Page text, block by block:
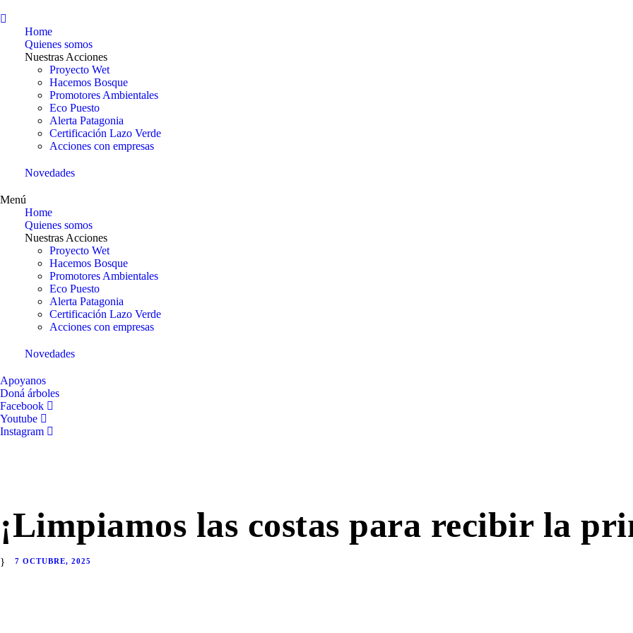
Home
Quienes somos
Nuestras Acciones
Proyecto Wet
Hacemos Bosque
Promotores Ambientales
Eco Puesto
Alerta Patagonia
Certificación Lazo Verde
Acciones con empresas
Novedades
Menú
Home
Quienes somos
Nuestras Acciones
Proyecto Wet
Hacemos Bosque
Promotores Ambientales
Eco Puesto
Alerta Patagonia
Certificación Lazo Verde
Acciones con empresas
Novedades
Apoyanos
Doná árboles
Facebook
Youtube
Instagram
¡Limpiamos las costas para recibir la
7 OCTUBRE, 2025